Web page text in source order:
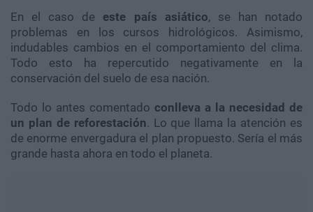
En el caso de este país asiático, se han notado
problemas en los cursos hidrológicos. Asimismo,
indudables cambios en el comportamiento del clima.
Todo esto ha repercutido negativamente en la
conservación del suelo de esa nación.
Todo lo antes comentado conlleva a la necesidad de
un plan de reforestación. Lo que llama la atención es
de enorme envergadura el plan propuesto. Sería el más
grande hasta ahora en todo el planeta.